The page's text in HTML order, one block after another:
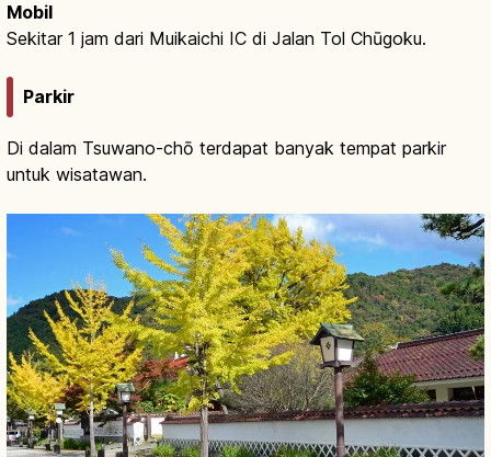
Mobil
Sekitar 1 jam dari Muikaichi IC di Jalan Tol Chūgoku.
Parkir
Di dalam Tsuwano-chō terdapat banyak tempat parkir
untuk wisatawan.